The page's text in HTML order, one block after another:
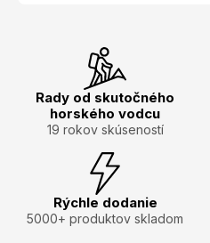
Rady od skutočného
horského vodcu
19 rokov skúseností
Rýchle dodanie
5000+ produktov skladom